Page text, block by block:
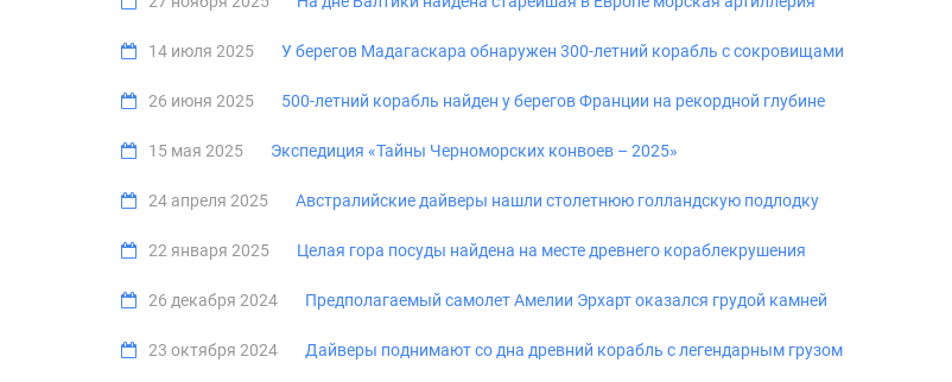
14 июля 2025 У берегов Мадагаскара обнаружен 300-летний корабль с сокровищами
26 июня 2025 500-летний корабль найден у берегов Франции на рекордной глубине
15 мая 2025 Экспедиция «Тайны Черноморских конвоев – 2025»
24 апреля 2025 Австралийские дайверы нашли столетнюю голландскую подлодку
22 января 2025 Целая гора посуды найдена на месте древнего кораблекрушения
26 декабря 2024 Предполагаемый самолет Амелии Эрхарт оказался грудой камней
23 октября 2024 Дайверы поднимают со дна древний корабль с легендарным грузом